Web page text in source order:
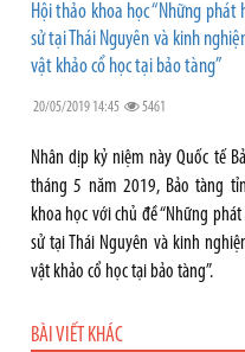
Hội thảo khoa học “Những phát
sử tại Thái Nguyên và kinh
vật khảo cổ học tại bảo tàng”
20/05/2019 14:45 5461
Nhân dịp kỷ niệm này Quốc tế
tháng 5 năm 2019, Bảo tàng
khoa học với chủ đề “Những
sử tại Thái Nguyên và kinh
vật khảo cổ học tại bảo tàng”.
BÀI VIẾT KHÁC